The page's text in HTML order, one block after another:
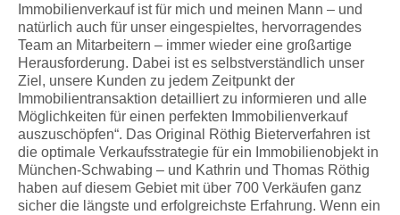
Immobilienverkauf ist für mich und meinen Mann – und
natürlich auch für unser eingespieltes, hervorragendes
Team an Mitarbeitern – immer wieder eine großartige
Herausforderung. Dabei ist es selbstverständlich unser
Ziel, unsere Kunden zu jedem Zeitpunkt der
Immobilientransaktion detailliert zu informieren und alle
Möglichkeiten für einen perfekten Immobilienverkauf
auszuschöpfen“. Das Original Röthig Bieterverfahren ist
die optimale Verkaufsstrategie für ein Immobilienobjekt in
München-Schwabing – und Kathrin und Thomas Röthig
haben auf diesem Gebiet mit über 700 Verkäufen ganz
sicher die längste und erfolgreichste Erfahrung. Wenn ein